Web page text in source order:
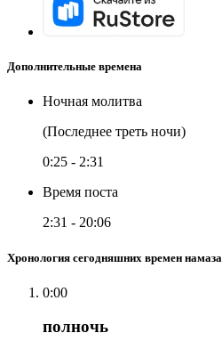
Дополнительные времена
Ночная молитва
(Последнее треть ночи)
0:25 - 2:31
Время поста
2:31 - 20:06
Хронология сегодняшних времен намаза
0:00
полночь